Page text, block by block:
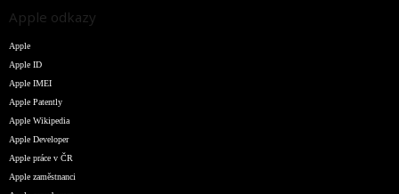
Apple odkazy
Apple
Apple ID
Apple IMEI
Apple Patently
Apple Wikipedia
Apple Developer
Apple práce v ČR
Apple zaměstnanci